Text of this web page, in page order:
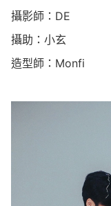
攝影師：DE
攝助：小玄
造型師：Monfi